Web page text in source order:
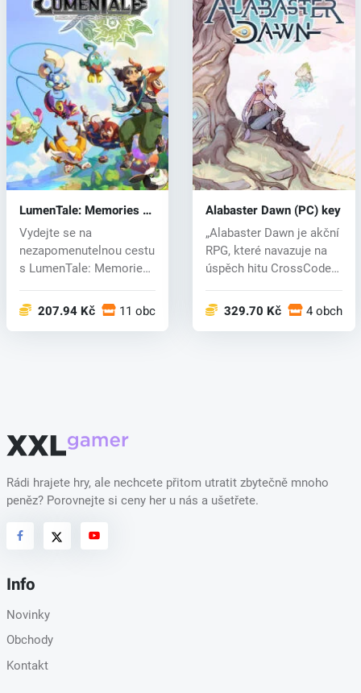
LumenTale: Memories of
Trey (PC) key
Vydejte se na
nezapomenutelnou cestu
s LumenTale: Memories
207.94 Kč 11 obchodech
Alabaster Dawn (PC) key
„Alabaster Dawn je akční
RPG, které navazuje na
úspěch hitu CrossCode
329.70 Kč 4
Rádi hrajete hry, ale nechcete přitom utratit zbytečně mnoho
peněz? Porovnejte si ceny her u nás a ušetřete.
Info
Novinky
Obchody
Kontakt